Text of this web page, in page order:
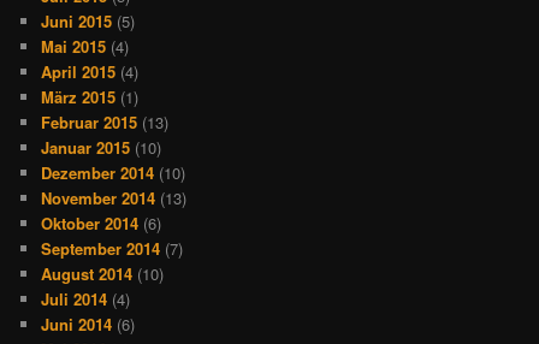
Juni 2015 (5)
Mai 2015 (4)
April 2015 (4)
März 2015 (1)
Februar 2015 (13)
Januar 2015 (10)
Dezember 2014 (10)
November 2014 (13)
Oktober 2014 (6)
September 2014 (7)
August 2014 (10)
Juli 2014 (4)
Juni 2014 (6)